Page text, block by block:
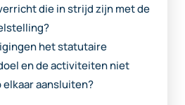
die in strijd zijn met de
het statutaire
en de activiteiten niet
elkaar aansluiten?